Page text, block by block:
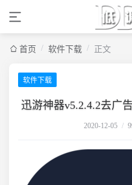
首页 / 软件下载 / 正文
软件下载
迅游神器v5.2.4.2去广
2020-12-05 /